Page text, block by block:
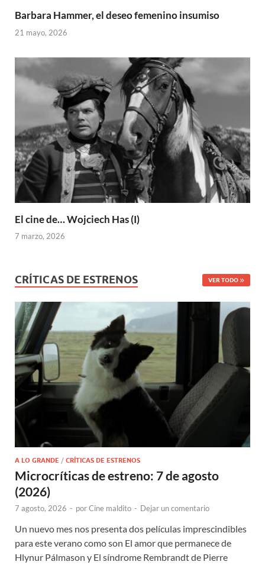
Barbara Hammer, el deseo femenino insumiso
21 mayo, 2026
El cine de… Wojciech Has (I)
7 marzo, 2026
CRÍTICAS DE ESTRENOS VER TODO
A LO GRANDE / CRÍTICAS DE ESTRENOS
Microcríticas de estreno: 7 de agosto
(2026)
7 agosto, 2026 - porCine maldito - Dejar un comentario
Un nuevo mes nos presenta dos películas imprescindibles
para este verano como son El amor que permanece de
Hlynur Pálmason y El síndrome Rembrandt de Pierre